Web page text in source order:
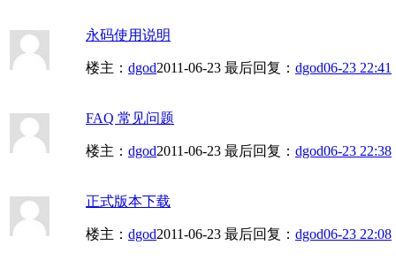
永码使用说明
楼主： dgod2011-06-23 最后回复： dgod06-23 22:41
FAQ 常见问题
楼主： dgod2011-06-23 最后回复： dgod06-23 22:38
正式版本下载
楼主： dgod2011-06-23 最后回复： dgod06-23 22:08